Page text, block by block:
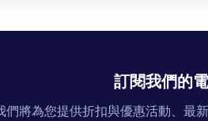
訂閱我們的
們將為您提供折扣與優惠活動、最